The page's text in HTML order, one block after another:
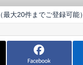
（最大20件までご登録可能）